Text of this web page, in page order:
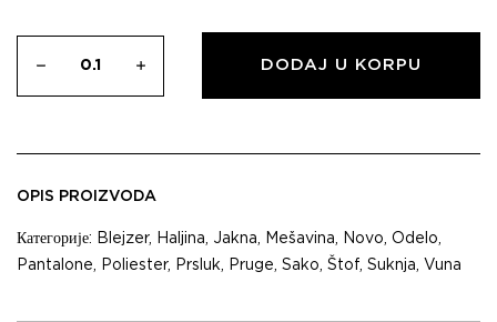
DODAJ U KORPU
OPIS PROIZVODA
Категорије: Blejzer, Haljina, Jakna, Mešavina, Novo, Odelo,
Pantalone, Poliester, Prsluk, Pruge, Sako, Štof, Suknja, Vuna